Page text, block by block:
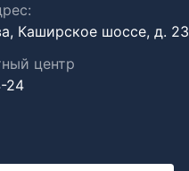
Каширское шоссе, д. 23
центр
24